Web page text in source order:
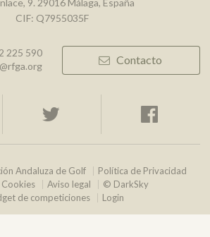
CIF: Q7955035F
225 590
Contacto
Andaluza de Golf
Política de Privacidad
Aviso legal
© DarkSky
de competiciones
Login